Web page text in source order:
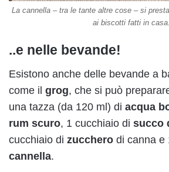
La cannella – tra le tante altre cose – si
ai biscotti fatti in casa.
..e nelle bevande!
Esistono anche delle bevande a
come il grog, che si può
una tazza (da 120 ml) di acqua
rum scuro, 1 cucchiaio di succo
cucchiaio di zucchero di canna e
cannella.